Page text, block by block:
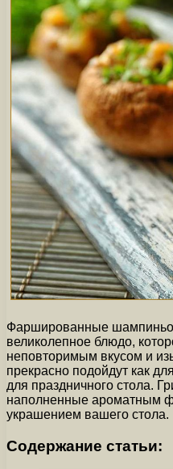
Фаршированные
великолепное блюдо,
неповторимым вкусом и
прекрасно подойдут как
для праздничного стола.
наполненные ароматным
украшением вашего стола.
Содержание статьи: